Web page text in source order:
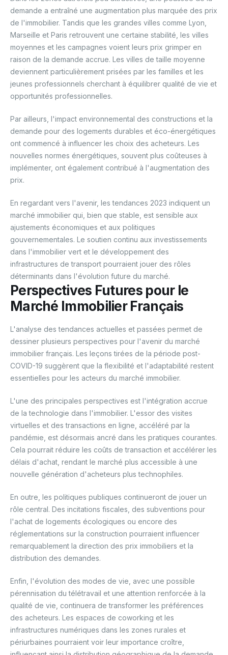
demande a entraîné une augmentation plus marquée des prix
de l'immobilier. Tandis que les grandes villes comme Lyon,
Marseille et Paris retrouvent une certaine stabilité, les villes
moyennes et les campagnes voient leurs prix grimper en
raison de la demande accrue. Les villes de taille moyenne
deviennent particulièrement prisées par les familles et les
jeunes professionnels cherchant à équilibrer qualité de vie et
opportunités professionnelles.
Par ailleurs, l'impact environnemental des constructions et la
demande pour des logements durables et éco-énergétiques
ont commencé à influencer les choix des acheteurs. Les
nouvelles normes énergétiques, souvent plus coûteuses à
implémenter, ont également contribué à l'augmentation des
prix.
En regardant vers l'avenir, les tendances 2023 indiquent un
marché immobilier qui, bien que stable, est sensible aux
ajustements économiques et aux politiques
gouvernementales. Le soutien continu aux investissements
dans l'immobilier vert et le développement des
infrastructures de transport pourraient jouer des rôles
déterminants dans l'évolution future du marché.
Perspectives Futures pour le
Marché Immobilier Français
L'analyse des tendances actuelles et passées permet de
dessiner plusieurs perspectives pour l'avenir du marché
immobilier français. Les leçons tirées de la période post-
COVID-19 suggèrent que la flexibilité et l'adaptabilité restent
essentielles pour les acteurs du marché immobilier.
L'une des principales perspectives est l'intégration accrue
de la technologie dans l'immobilier. L'essor des visites
virtuelles et des transactions en ligne, accéléré par la
pandémie, est désormais ancré dans les pratiques courantes.
Cela pourrait réduire les coûts de transaction et accélérer les
délais d'achat, rendant le marché plus accessible à une
nouvelle génération d'acheteurs plus technophiles.
En outre, les politiques publiques continueront de jouer un
rôle central. Des incitations fiscales, des subventions pour
l'achat de logements écologiques ou encore des
réglementations sur la construction pourraient influencer
remarquablement la direction des prix immobiliers et la
distribution des demandes.
Enfin, l'évolution des modes de vie, avec une possible
pérennisation du télétravail et une attention renforcée à la
qualité de vie, continuera de transformer les préférences
des acheteurs. Les espaces de coworking et les
infrastructures numériques dans les zones rurales et
périurbaines pourraient voir leur importance croître,